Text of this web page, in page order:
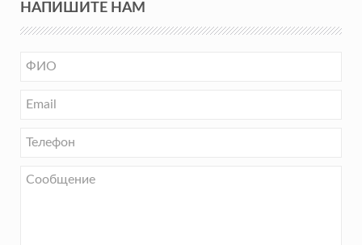
НАПИШИТЕ НАМ